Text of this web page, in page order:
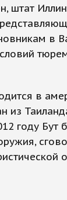
штат
в
в
из
году